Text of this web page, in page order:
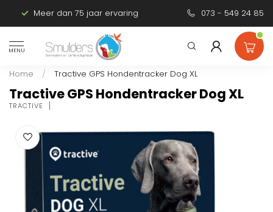
Meer dan 75 jaar ervaring Persoonlijk
073 - 549 24 85
MENU
Home / Tractive GPS Hondentracker Dog XL
Tractive GPS Hondentracker Dog XL
TRACTIVE